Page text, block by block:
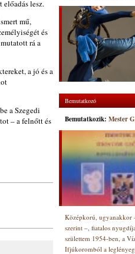
előadás lesz.
mű,
és
rá a
a jó és a
a Szegedi
– a felnőtt és
Bemutatkozó
Bemutatkozik: Mester
Középkorú, ugyanakkor
szerint –, fiatalos
születtem 1954-ben, a
Ifjúkoromból a